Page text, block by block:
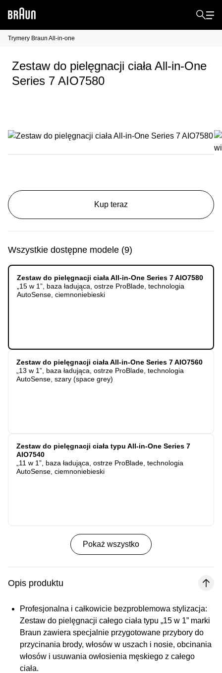
Trymery Braun All-in-one
Zestaw do pielęgnacji ciała All-in-One
Series 7 AIO7580
Kup teraz
Wszystkie dostępne modele (9)
Zestaw do pielęgnacji ciała All-in-One Series 7 AIO7580
„15 w 1”, baza ładująca, ostrze ProBlade, technologia
AutoSense, ciemnoniebieski
Zestaw do pielęgnacji ciała All-in-One Series 7 AIO7560
„13 w 1”, baza ładująca, ostrze ProBlade, technologia
AutoSense, szary (space grey)
Zestaw do pielęgnacji ciała typu All-in-One Series 7
AIO7540
„11 w 1”, baza ładująca, ostrze ProBlade, technologia
AutoSense, ciemnoniebieski
Pokaż wszystko
Opis produktu
Profesjonalna i całkowicie bezproblemowa stylizacja:
Zestaw do pielęgnacji całego ciała typu „15 w 1” marki
Braun zawiera specjalnie przygotowane przybory do
przycinania brody, włosów w uszach i nosie, obcinania
włosów i usuwania owłosienia męskiego z całego
ciała.